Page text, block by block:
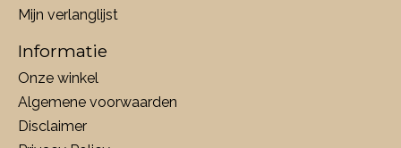
Mijn verlanglijst
Informatie
Onze winkel
Algemene voorwaarden
Disclaimer